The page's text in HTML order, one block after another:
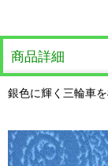
商品詳細
銀色に輝く三輪車